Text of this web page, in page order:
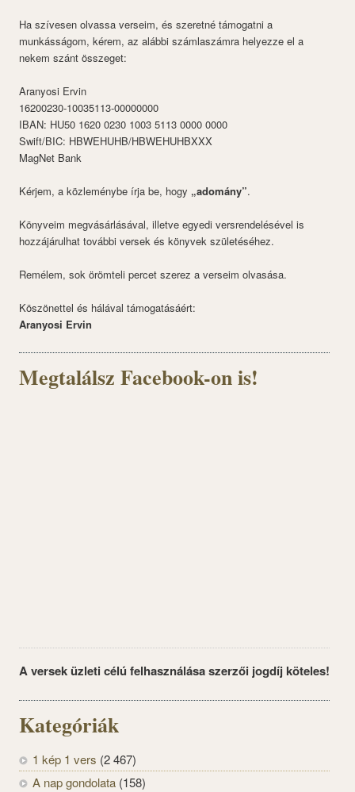
Ha szívesen olvassa verseim, és szeretné támogatni a
munkásságom, kérem, az alábbi számlaszámra helyezze el a
nekem szánt összeget:
Aranyosi Ervin
16200230-10035113-00000000
IBAN: HU50 1620 0230 1003 5113 0000 0000
Swift/BIC: HBWEHUHB/HBWEHUHBXXX
MagNet Bank
Kérjem, a közleménybe írja be, hogy „adomány”.
Könyveim megvásárlásával, illetve egyedi versrendelésével is
hozzájárulhat további versek és könyvek születéséhez.
Remélem, sok örömteli percet szerez a verseim olvasása.
Köszönettel és hálával támogatásáért:
Aranyosi Ervin
Megtalálsz Facebook-on is!
A versek üzleti célú felhasználása szerzői jogdíj köteles!
Kategóriák
1 kép 1 vers (2 467)
A nap gondolata (158)